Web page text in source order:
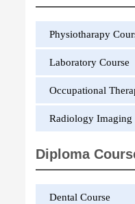
Physiotharapy
Laboratory Course
Occupational
Radiology Imaging
Diploma
Dental Course